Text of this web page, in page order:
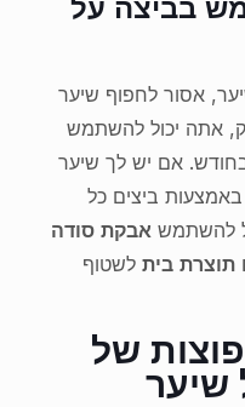
בביצה על
אסור לחפוף שיער
אתה יכול להשתמש
אם יש לך שיער
ביצים כל
להשתמש אבקת סודה
תוצרת בית לשטוף
נפוצות של
שיער